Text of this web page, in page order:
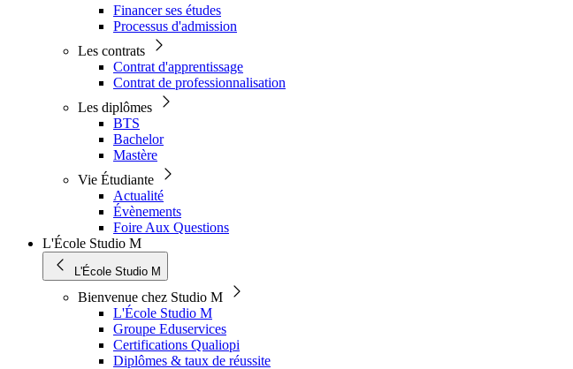
Financer ses études
Processus d'admission
Les contrats
Contrat d'apprentissage
Contrat de professionnalisation
Les diplômes
BTS
Bachelor
Mastère
Vie Étudiante
Actualité
Évènements
Foire Aux Questions
L'École Studio M
L'École Studio M
Bienvenue chez Studio M
L'École Studio M
Groupe Eduservices
Certifications Qualiopi
Diplômes & taux de réussite